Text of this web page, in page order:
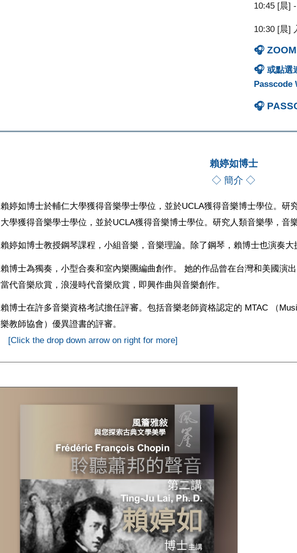
10:45 [晨]
10:30 [晨]
🎧
🎧或點選
Passcode
🎧
賴婷如博士
◇ 簡介 ◇
賴婷如博士於輔仁大學獲得音樂學士學位，並於UCLA獲得音樂博士學位。研
大學獲得音樂學士學位，並於UCLA獲得音樂博士學位。研究人類音樂學，音
賴婷如博士教授鋼琴課程，小組音樂，音樂理論。除了鋼琴，賴博士也演奏大
賴博士為獨奏，小型合奏和室內樂團編曲創作。 她的作品曾在台灣和美國演
當代音樂欣賞，浪漫時代音樂欣賞，即興作曲與音樂創作。
賴博士在許多音樂資格考試擔任評審。包括音樂老師資格認定的 MTAC （
樂教師協會）優異證書的評審。
[Click the drop down arrow on right for more]